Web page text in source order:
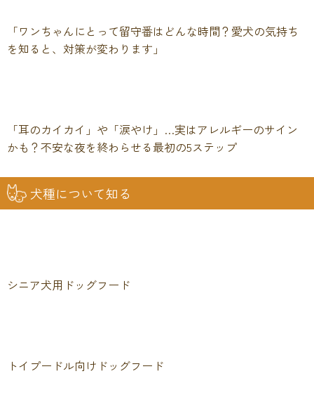
「ワンちゃんにとって留守番はどんな時間？愛犬の気持ち
を知ると、対策が変わります」
「耳のカイカイ」や「涙やけ」…実はアレルギーのサイン
かも？不安な夜を終わらせる最初の5ステップ
犬種について知る
シニア犬用ドッグフード
トイプードル向けドッグフード